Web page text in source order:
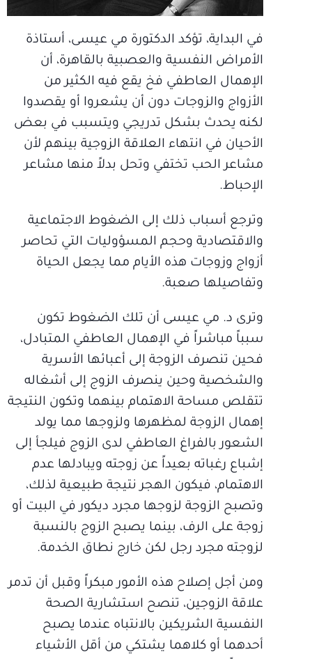
في البداية، تؤكد الدكتورة مي عيسى، أستاذة
الأمراض النفسية والعصبية بالقاهرة، أن
الإهمال العاطفي فخ يقع فيه الكثير من
الأزواج والزوجات دون أن يشعروا أو يقصدوا
لكنه يحدث بشكل تدريجي ويتسبب في بعض
الأحيان في انتهاء العلاقة الزوجية بينهم لأن
مشاعر الحب تختفي وتحل بدلاً منها مشاعر
الإحباط.
وترجع أسباب ذلك إلى الضغوط الاجتماعية
والاقتصادية وحجم المسؤوليات التي تحاصر
أزواج وزوجات هذه الأيام مما يجعل الحياة
وتفاصيلها صعبة.
وترى د. مي عيسى أن تلك الضغوط تكون
سبباً مباشراً في الإهمال العاطفي المتبادل،
فحين تنصرف الزوجة إلى أعبائها الأسرية
والشخصية وحين ينصرف الزوج إلى أشغاله
تتقلص مساحة الاهتمام بينهما وتكون النتيجة
إهمال الزوجة لمظهرها ولزوجها مما يولد
الشعور بالفراغ العاطفي لدى الزوج فيلجأ إلى
إشباع رغباته بعيداً عن زوجته ويبادلها عدم
الاهتمام، فيكون الهجر نتيجة طبيعية لذلك،
وتصبح الزوجة لزوجها مجرد ديكور في البيت أو
زوجة على الرف، بينما يصبح الزوج بالنسبة
لزوجته مجرد رجل لكن خارج نطاق الخدمة.
ومن أجل إصلاح هذه الأمور مبكراً وقبل أن تدمر
علاقة الزوجين، تنصح استشارية الصحة
النفسية الشريكين بالانتباه عندما يصبح
أحدهما أو كلاهما يشتكي من أقل الأشياء